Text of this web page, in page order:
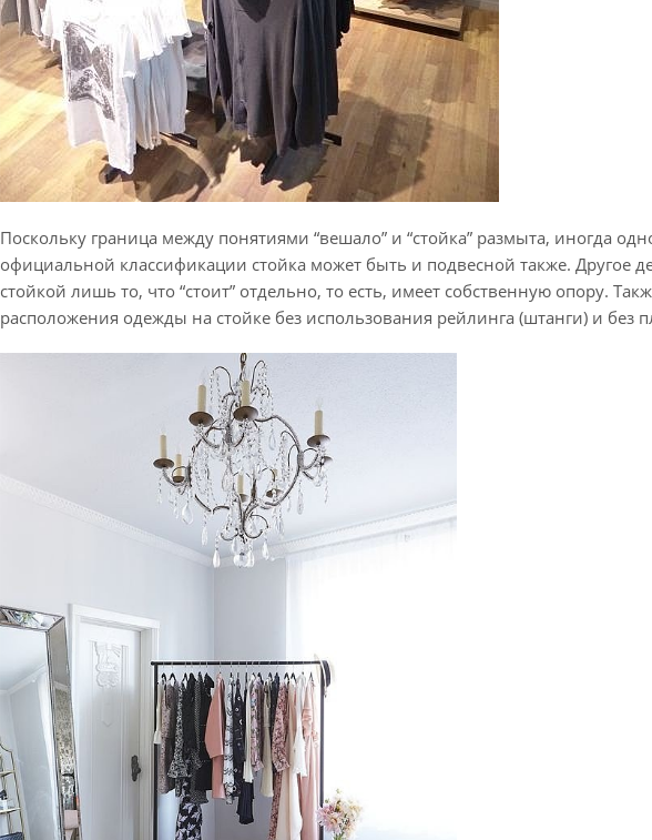
Поскольку граница между понятиями “вешало” и “стойка” размыта, иногда
официальной классификации стойка может быть и подвесной также. Другое
стойкой лишь то, что “стоит” отдельно, то есть, имеет собственную опору.
расположения одежды на стойке без использования рейлинга (штанги) и без